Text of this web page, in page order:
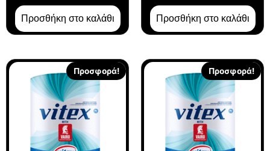
Προσθήκη στο καλάθι Προσθήκη στο καλάθι
Προσφορά! Προσφορά!